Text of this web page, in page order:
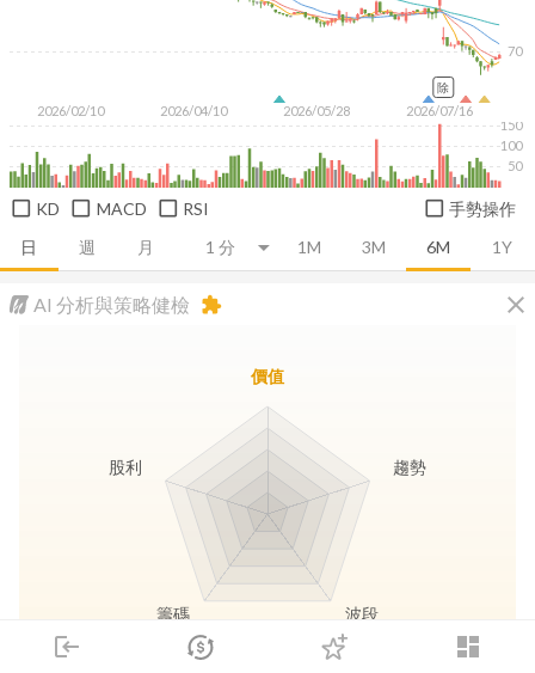
login dashboard
市場 登入
日 週 月 1M 3M 6M 1Y
2026/02/10 2026/04/10 2026/05/28 2026/07/16
70
50
100
150
除
KD MACD RSI 手勢操作
AI 分析與策略健檢 close
extension
價值
趨勢
波段
籌碼
股利